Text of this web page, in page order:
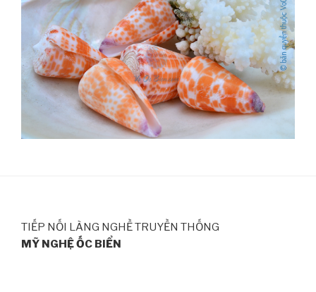
TIẾP NỐI LÀNG NGHỀ TRUYỀN THỐNG
MỸ NGHỆ ỐC BIỂN